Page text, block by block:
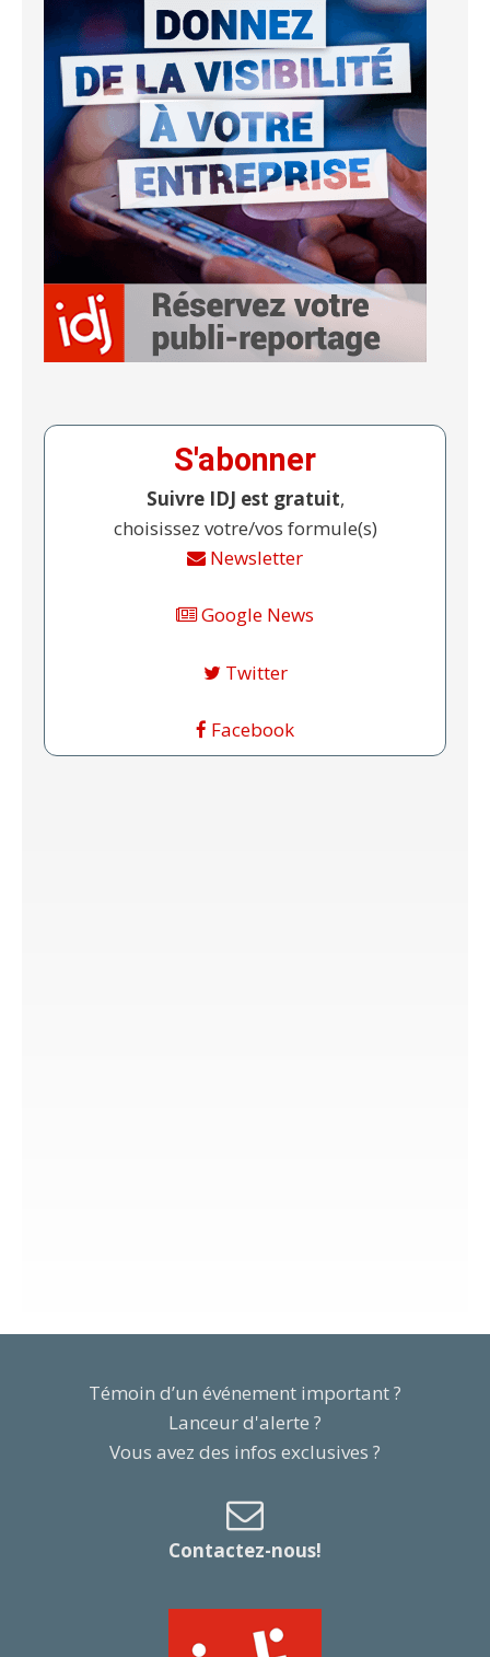
S'abonner
Suivre IDJ est gratuit,
choisissez votre/vos formule(s)
Newsletter
Google News
Twitter
Facebook
Témoin d’un événement important ?
Lanceur d'alerte ?
Vous avez des infos exclusives ?
Contactez-nous!